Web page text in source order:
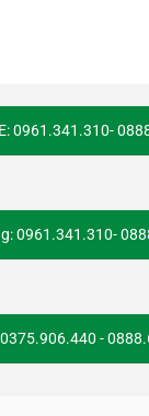
0961.341.310-
0961.341.310-
-